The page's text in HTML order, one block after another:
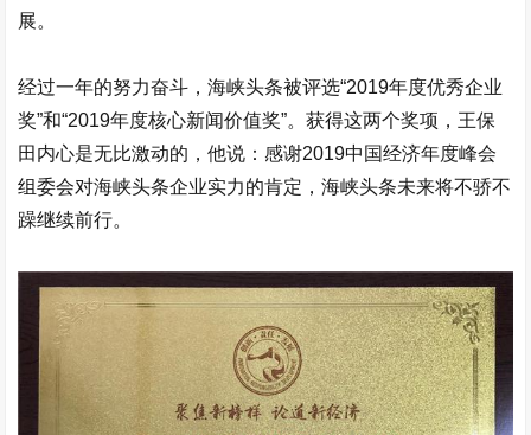
展。
经过一年的努力奋斗，海峡头条被评选“2019年度优秀企业
奖”和“2019年度核心新闻价值奖”。获得这两个奖项，王保
田内心是无比激动的，他说：感谢2019中国经济年度峰会
组委会对海峡头条企业实力的肯定，海峡头条未来将不骄不
躁继续前行。